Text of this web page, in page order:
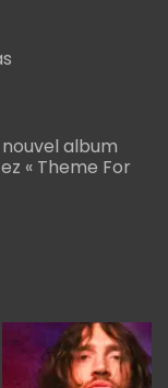
album
« Theme For